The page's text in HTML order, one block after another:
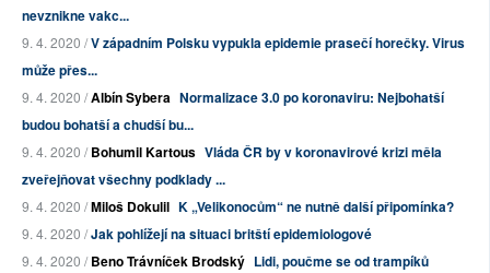
nevznikne vakc...
9. 4. 2020 /V západním Polsku vypukla epidemie prasečí horečky. Virus
může přes...
9. 4. 2020 /Albín Sybera Normalizace 3.0 po koronaviru: Nejbohatší
budou bohatší a chudší bu...
9. 4. 2020 /Bohumil Kartous Vláda ČR by v koronavirové krizi měla
zveřejňovat všechny podklady ...
9. 4. 2020 /Miloš Dokulil K „Velikonocům“ ne nutně další připomínka?
9. 4. 2020 /Jak pohlížejí na situaci britští epidemiologové
9. 4. 2020 /Beno Trávníček Brodský Lidi, poučme se od trampíků